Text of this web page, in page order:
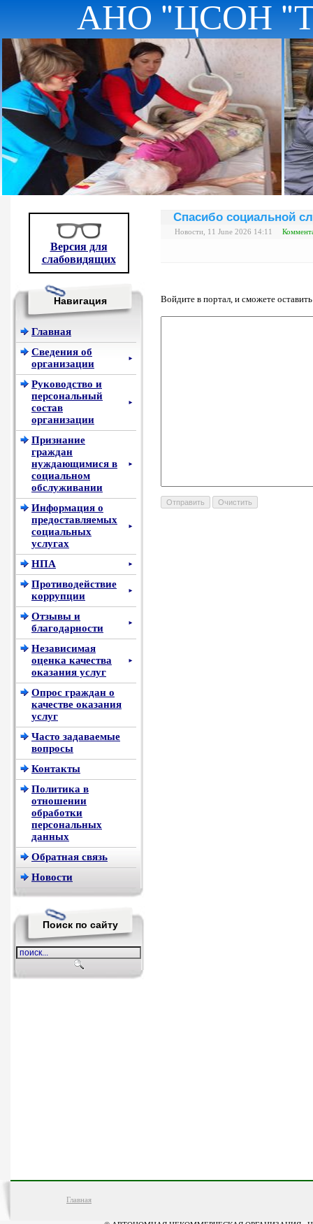
АНО "ЦСОН
Версия для
слабовидящих
Навигация
Главная
Сведения об
организации
►
Руководство и
персональный
состав
организации
►
Признание
граждан
нуждающимися в
социальном
обслуживании
►
Информация о
предоставляемых
социальных
услугах
►
НПА ►
Противодействие
коррупции
►
Отзывы и
благодарности
►
Независимая
оценка качества
оказания услуг
►
Опрос граждан о
качестве оказания
услуг
Часто задаваемые
вопросы
Контакты
Политика в
отношении
обработки
персональных
данных
Обратная связь
Новости
Поиск по сайту
Спасибо социальной
Новости, 11 June 2026 14:11
Войдите в портал, и сможете
Главная